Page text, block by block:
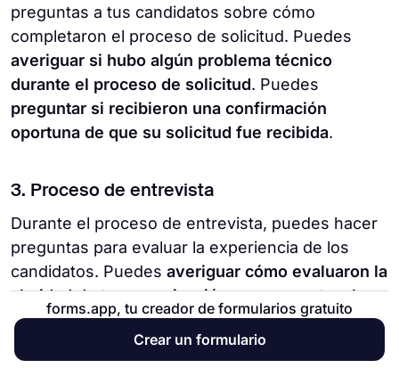
preguntas a tus candidatos sobre cómo
completaron el proceso de solicitud. Puedes
averiguar si hubo algún problema técnico
durante el proceso de solicitud. Puedes
preguntar si recibieron una confirmación
oportuna de que su solicitud fue recibida.
3. Proceso de entrevista
Durante el proceso de entrevista, puedes hacer
preguntas para evaluar la experiencia de los
candidatos. Puedes averiguar cómo evaluaron la
claridad de tu comunicación con respecto a la
entrevista. También puedeshacer preguntas
sobre el formato de la entrevista,
forms.app, tu creador de formularios gratuito
Crear un formulario